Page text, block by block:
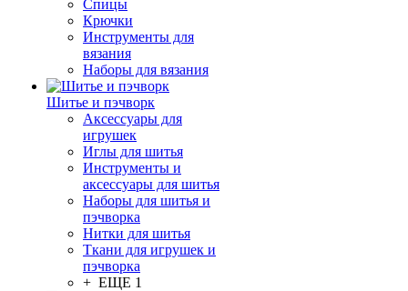
Спицы
Крючки
Инструменты для
вязания
Наборы для вязания
Шитье и пэчворк
Аксессуары для
игрушек
Иглы для шитья
Инструменты и
аксессуары для шитья
Наборы для шитья и
пэчворка
Нитки для шитья
Ткани для игрушек и
пэчворка
+ ЕЩЕ 1